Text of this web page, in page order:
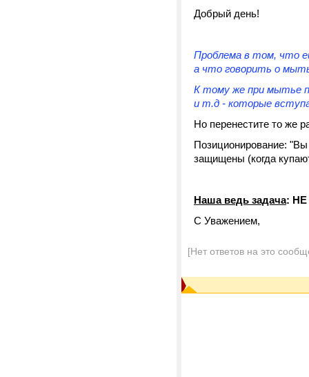
Добрый день!
Проблема в том, что
а что говорить о
К тому же при мытье
и т.д - которые
Но перенестите то же
Позиционирование:
защищены (когда
Наша ведь задача: НЕ
С Уважением,
[Нет ответов на это